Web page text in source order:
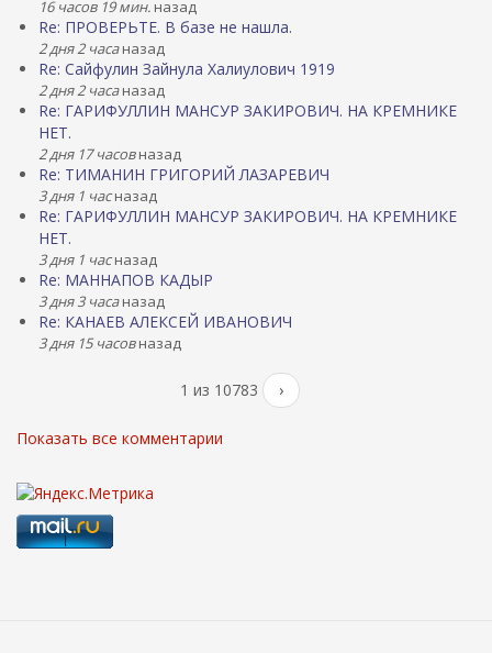
16 часов 19 мин. назад
Re: ПРОВЕРЬТЕ. В базе не нашла.
2 дня 2 часаназад
Re: Сайфулин Зайнула Халиулович 1919
2 дня 2 часаназад
Re: ГАРИФУЛЛИН МАНСУР ЗАКИРОВИЧ. НА КРЕМНИКЕ
НЕТ.
2 дня 17 часовназад
Re: ТИМАНИН ГРИГОРИЙ ЛАЗАРЕВИЧ
3 дня 1 часназад
Re: ГАРИФУЛЛИН МАНСУР ЗАКИРОВИЧ. НА КРЕМНИКЕ
НЕТ.
3 дня 1 часназад
Re: МАННАПОВ КАДЫР
3 дня 3 часаназад
Re: КАНАЕВ АЛЕКСЕЙ ИВАНОВИЧ
3 дня 15 часовназад
1 из 10783 ›
Показать все комментарии